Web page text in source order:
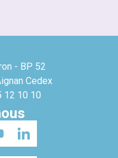
- BP 52
Cedex
12 10 10